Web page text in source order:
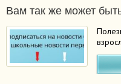
Вам так же может